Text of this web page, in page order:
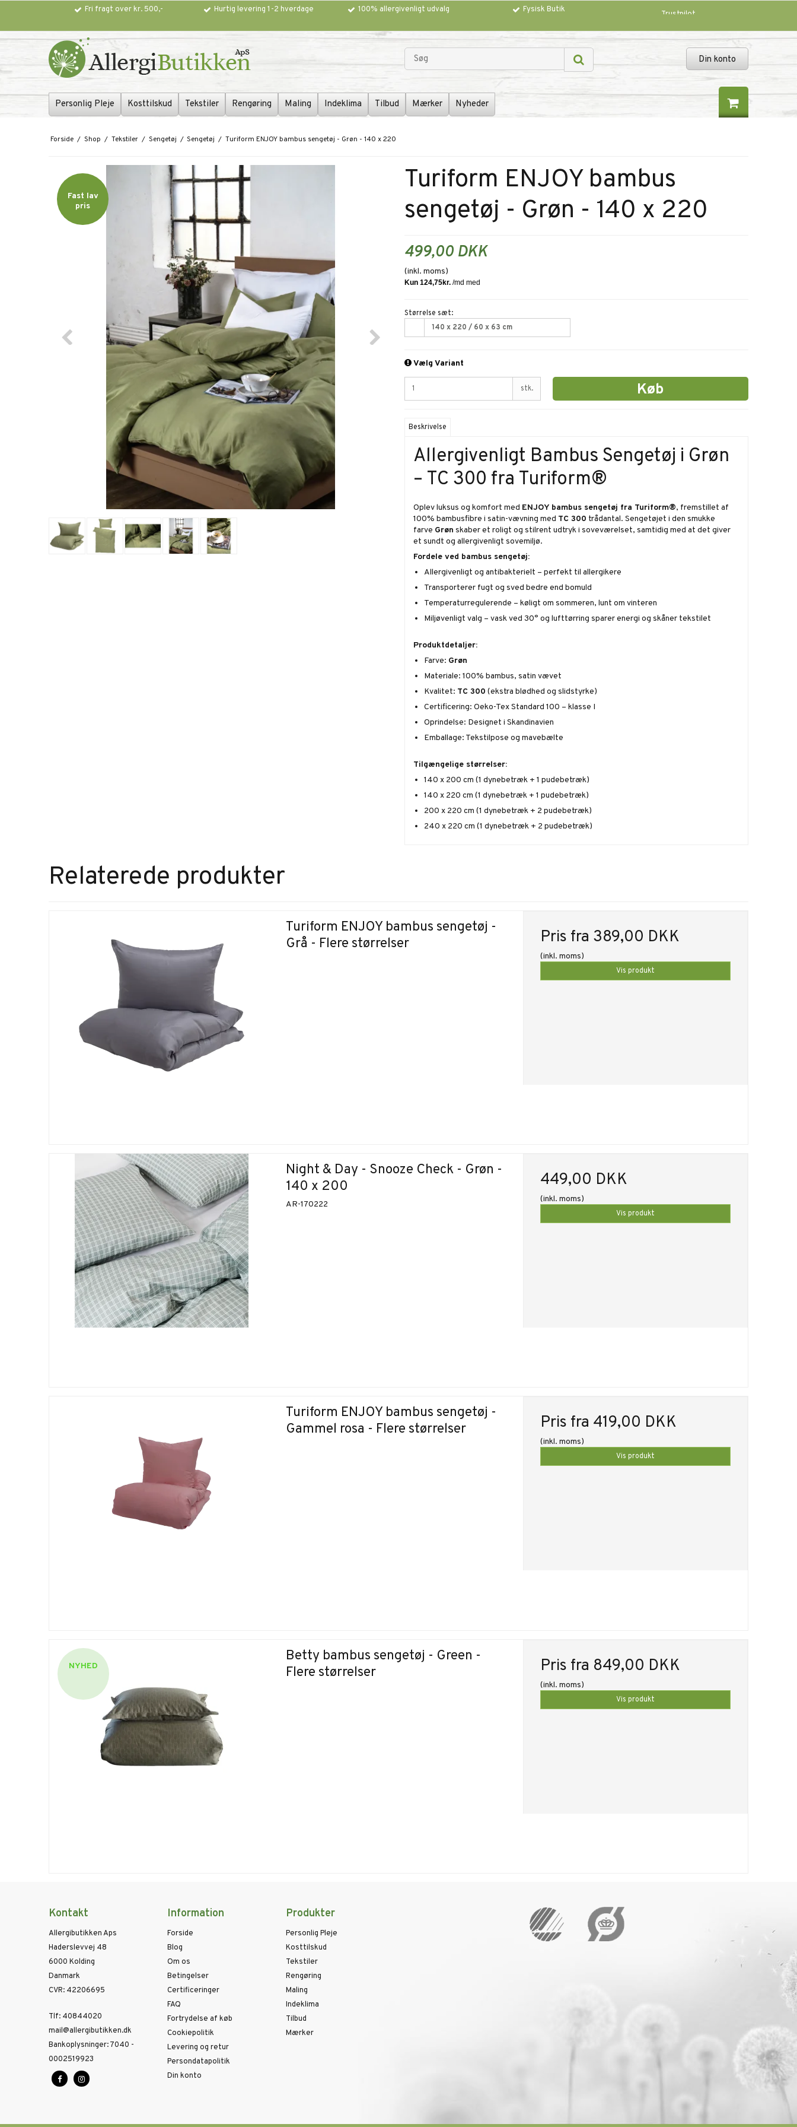
Fri fragt over kr. 500,- Hurtig levering 1-2 hverdage 100% allergivenligt udvalg Fysisk Butik Trustpilot
Din konto
Personlig Pleje Kosttilskud Tekstiler Rengøring Maling Indeklima Tilbud Mærker Nyheder
Forside / Shop / Tekstiler / Sengetøj / Sengetøj / Turiform ENJOY bambus sengetøj - Grøn - 140 x 220
Fast lav
pris
Turiform ENJOY bambus
sengetøj - Grøn - 140 x 220
499,00 DKK
(inkl. moms)
Størrelse sæt:
140 x 220 / 60 x 63 cm
Vælg Variant
stk. Køb
Beskrivelse
Allergivenligt Bambus Sengetøj i Grøn
– TC 300 fra Turiform®
Oplev luksus og komfort med ENJOY bambus sengetøj fra Turiform®, fremstillet af
100% bambusfibre i satin-vævning med TC 300 trådantal. Sengetøjet i den smukke
farve Grøn skaber et roligt og stilrent udtryk i soveværelset, samtidig med at det giver
et sundt og allergivenligt sovemiljø.
Fordele ved bambus sengetøj:
Allergivenligt og antibakterielt – perfekt til allergikere
Transporterer fugt og sved bedre end bomuld
Temperaturregulerende – køligt om sommeren, lunt om vinteren
Miljøvenligt valg – vask ved 30° og lufttørring sparer energi og skåner tekstilet
Produktdetaljer:
Farve: Grøn
Materiale: 100% bambus, satin vævet
Kvalitet: TC 300 (ekstra blødhed og slidstyrke)
Certificering: Oeko-Tex Standard 100 – klasse I
Oprindelse: Designet i Skandinavien
Emballage: Tekstilpose og mavebælte
Tilgængelige størrelser:
140 x 200 cm (1 dynebetræk + 1 pudebetræk)
140 x 220 cm (1 dynebetræk + 1 pudebetræk)
200 x 220 cm (1 dynebetræk + 2 pudebetræk)
240 x 220 cm (1 dynebetræk + 2 pudebetræk)
Relaterede produkter
Turiform ENJOY bambus sengetøj -
Grå - Flere størrelser
Pris fra 389,00 DKK
(inkl. moms)
Vis produkt
Night & Day - Snooze Check - Grøn -
140 x 200
AR-170222
449,00 DKK
(inkl. moms)
Vis produkt
Turiform ENJOY bambus sengetøj -
Gammel rosa - Flere størrelser
Pris fra 419,00 DKK
(inkl. moms)
Vis produkt
NYHED
Betty bambus sengetøj - Green -
Flere størrelser
Pris fra 849,00 DKK
(inkl. moms)
Vis produkt
Kontakt
Allergibutikken Aps
Haderslevvej 48
6000 Kolding
Danmark
CVR: 42206695
Tlf: 40844020
mail@allergibutikken.dk
Bankoplysninger:7040 -
0002519923
Information
Forside
Blog
Om os
Betingelser
Certificeringer
FAQ
Fortrydelse af køb
Cookiepolitik
Levering og retur
Persondatapolitik
Din konto
Produkter
Personlig Pleje
Kosttilskud
Tekstiler
Rengøring
Maling
Indeklima
Tilbud
Mærker